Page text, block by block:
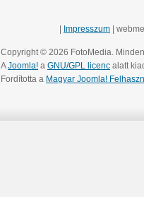
Impresszum |
Copyright © 2026 FotoMedia.
AJoomla! a GNU/GPL licenc alatt
Fordította a Magyar Joomla!